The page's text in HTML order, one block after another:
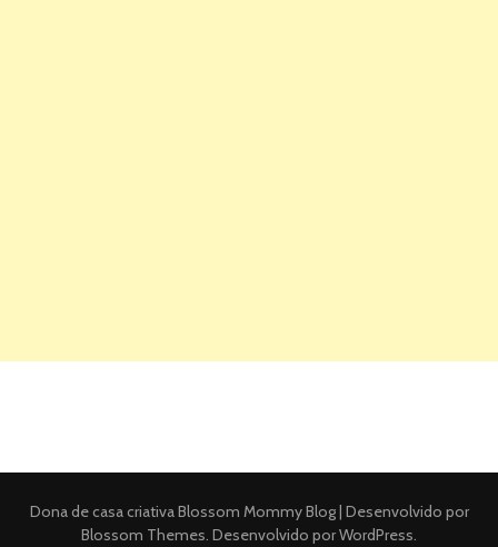
Dona de casa criativaBlossom Mommy Blog | Desenvolvido por
Blossom Themes. Desenvolvido porWordPress.